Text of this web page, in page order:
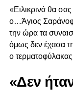
«Ειλικρινά θα
ο…Άγιος Σαράνοφ
την ώρα τα
όμως δεν έχασα
ο τερματοφύλακας
«Δεν